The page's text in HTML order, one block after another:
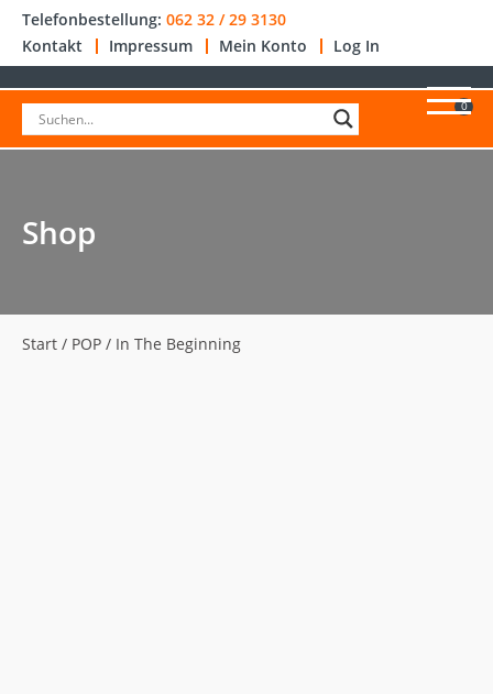
Telefonbestellung: 062 32 / 29 3130
Kontakt
Impressum Mein Konto Log In
0
Shop
Start / POP / In The Beginning